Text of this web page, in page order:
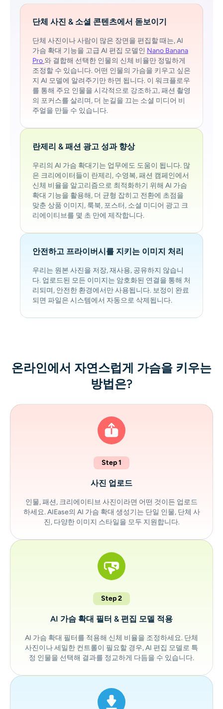
단체 사진 & 소셜 콘텐츠에서 돋보이기
단체 사진이나 사람이 많은 장면을 편집할 때는, AI
가슴 확대 기능을 고급 AI 편집 모델인 Nano Banana
Pro 와 결합해 선택한 인물의 신체 비율만 정밀하게
조정할 수 있습니다. 어떤 인물의 가슴을 키우고 싶은
지 AI 모델에 알려주기만 하면 됩니다. 이 워크플로우
를 통해 주요 인물을 시각적으로 강조하고, 패션 촬영
의 포커스를 살리며, 더 눈길을 끄는 소셜 미디어 비
주얼을 만들 수 있습니다.
란제리 & 패션 광고 성과 향상
우리의 AI 가슴 확대기는 업무에도 도움이 됩니다. 많
은 크리에이터들이 란제리, 수영복, 패션 캠페인에서
신체 비율을 알고리즘으로 최적화하기 위해 AI 가슴
확대 기능을 활용해, 더 균형 잡히고 전환에 초점을
맞춘 상품 이미지, 룩북, 포스터, 소셜 미디어 광고 크
리에이티브를 몇 초 만에 제작합니다.
안전하고 프라이버시를 지키는 이미지 처리
우리는 원본 사진을 저장, 재사용, 공유하지 않습니
다. 업로드된 모든 이미지는 암호화된 연결을 통해 처
리되며, 안전한 환경에서만 사용됩니다. 보정이 완료
되면 파일은 시스템에서 자동으로 삭제됩니다.
온라인에서 자연스럽게 가슴을 키우는
방법은?
Step 1
사진 업로드
인물, 패션, 크리에이티브 사진이라면 어떤 것이든 업로드
하세요. AIEase의 AI 가슴 확대 생성기는 단일 인물, 단체 사
진, 다양한 이미지 스타일을 모두 지원합니다.
Step 2
AI 가슴 확대 필터 & 편집 모델 적용
AI 가슴 확대 필터를 적용해 신체 비율을 조정하세요. 단체
사진이나 세밀한 컨트롤이 필요할 경우, AI 편집 모델로 특
정 인물을 선택해 결과를 정교하게 다듬을 수 있습니다.